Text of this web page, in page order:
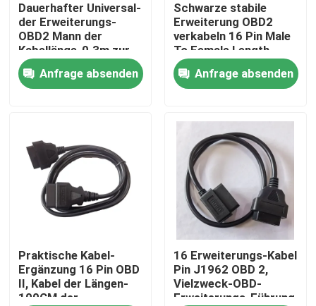
Fabrik-Ausflug
Qualitätskontrolle
Treten Sie mit uns in Verbindung
Fordern Sie ein Zitat
Kabel OBD2 Y
Kabel des Verbindungsstück-OBD2
Kabel der Erweiterungs-OBD2
Dauerhafter Universal-
der Erweiterungs-
OBD2 Mann der
Kabellänge-0.3m zur
Frau
Anfrage absenden
Schwarze stabile
Erweiterung OBD2
verkabeln 16 Pin Male
To Female Length
150cm
Anfrage absenden
Praktische Kabel-
Ergänzung 16 Pin OBD
II, Kabel der Längen-
100CM der
16 Erweiterungs-Kabel
Pin J1962 OBD 2,
Vielzweck-OBD-
Erweiterungs-Führung